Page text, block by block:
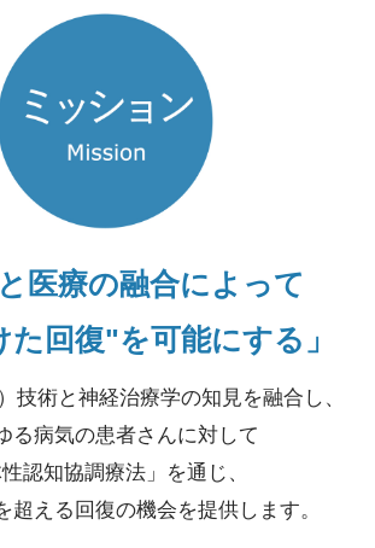
と医療の融合によって
回復"を可能にする」
技術と神経治療学の知見を融合し、
る病気の患者さんに対して
性認知協調療法」を通じ、
超える回復の機会を提供します。